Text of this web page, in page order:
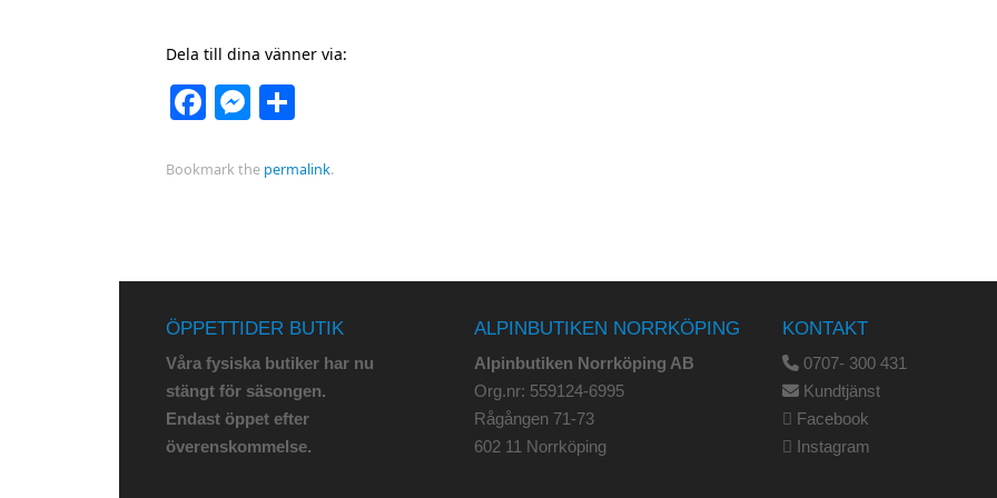
Dela till dina vänner via:
Facebook
Messenger
Bookmark the permalink.
ÖPPETTIDER BUTIK
Våra fysiska butiker har nu
stängt för säsongen.
Endast öppet efter
överenskommelse.
ALPINBUTIKEN NORRKÖPING
Alpinbutiken Norrköping AB
Org.nr: 559124-6995
Rågången 71-73
602 11 Norrköping
KONTAKT
0707- 300 431
Kundtjänst
Facebook
Instagram